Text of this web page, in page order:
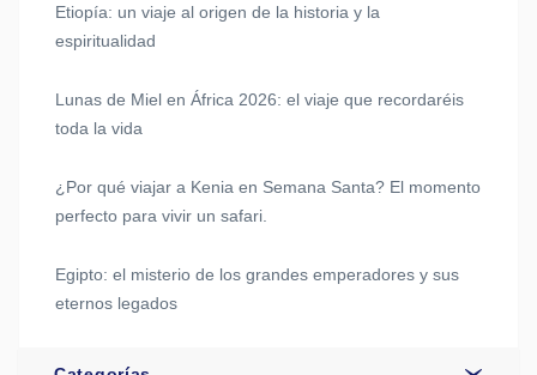
Etiopía: un viaje al origen de la historia y la
espiritualidad
Lunas de Miel en África 2026: el viaje que recordaréis
toda la vida
¿Por qué viajar a Kenia en Semana Santa? El momento
perfecto para vivir un safari.
Egipto: el misterio de los grandes emperadores y sus
eternos legados